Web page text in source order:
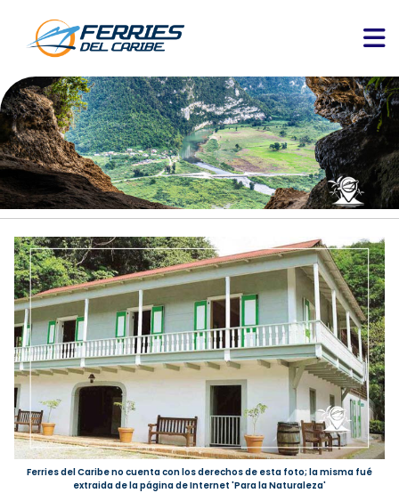
Ferries del Caribe no cuenta con los derechos de esta foto; la misma fué
extraida de la página de Internet 'Para la Naturaleza'